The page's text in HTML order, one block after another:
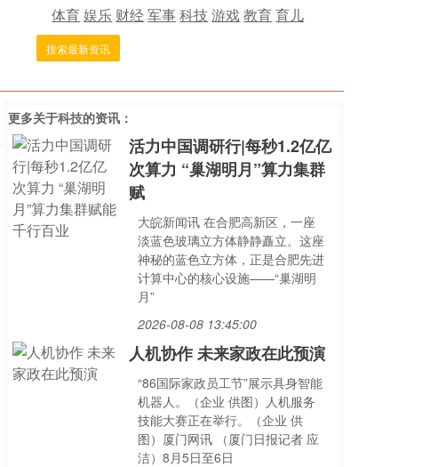
体育娱乐 财经军事科技游戏教育育儿
搜索最新资讯
更多关于科技的资讯：
活力中国调研行|每秒1.2亿亿
次算力 “巢湖明月”算力集群
赋
大皖新闻讯 在合肥高新区，一座
淡蓝色玻璃立方体静静矗立。这座
神秘的蓝色立方体，正是合肥先进
计算中心的核心设施——“巢湖明
月”
2026-08-08 13:45:00
人机协作 未来家政在此预演
“86国际家政员工节”展示具身智能
机器人。（企业 供图）人机服务
技能大赛正在举行。（企业 供
图）厦门网讯 （厦门日报记者 应
洁）8月5日至6日